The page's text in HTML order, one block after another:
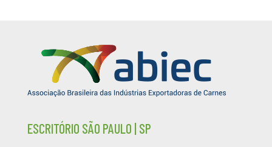
ESCRITÓRIO SÃO PAULO | SP